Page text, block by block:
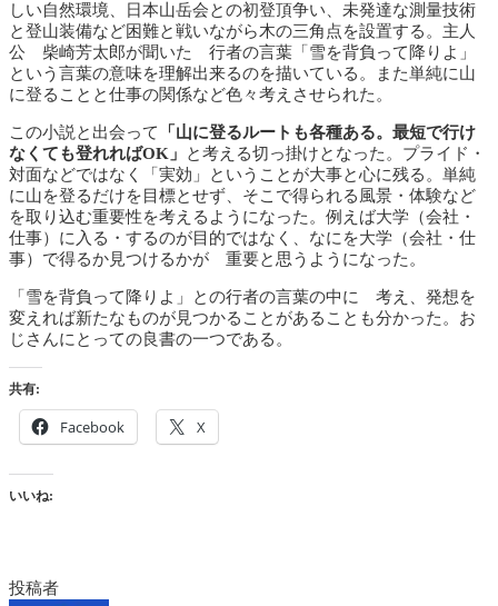
しい自然環境、日本山岳会との初登頂争い、未発達な測量技術
と登山装備など困難と戦いながら木の三角点を設置する。主人
公 柴崎芳太郎が聞いた 行者の言葉「雪を背負って降りよ」
という言葉の意味を理解出来るのを描いている。また単純に山
に登ることと仕事の関係など色々考えさせられた。
この小説と出会って
「山に登るルートも各種ある。最短で行け
なくても登れればOK」
と考える切っ掛けとなった。プライド・
対面などではなく「実効」ということが大事と心に残る。単純
に山を登るだけを目標とせず、そこで得られる風景・体験など
を取り込む重要性を考えるようになった。例えば大学（会社・
仕事）に入る・するのが目的ではなく、なにを大学（会社・仕
事）で得るか見つけるかが 重要と思うようになった。
「雪を背負って降りよ」との行者の言葉の中に 考え、発想を
変えれば新たなものが見つかることがあることも分かった。お
じさんにとっての良書の一つである。
共有:
Facebook X
いいね:
投稿者